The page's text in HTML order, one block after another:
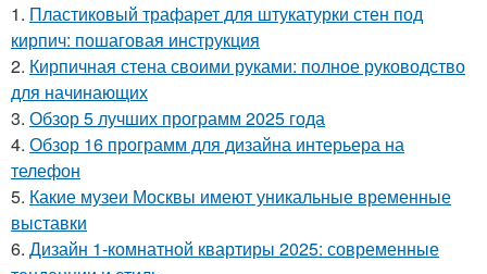
1. Пластиковый трафарет для штукатурки стен под
кирпич: пошаговая инструкция
2. Кирпичная стена своими руками: полное руководство
для начинающих
3. Обзор 5 лучших программ 2025 года
4. Обзор 16 программ для дизайна интерьера на
телефон
5. Какие музеи Москвы имеют уникальные временные
выставки
6. Дизайн 1-комнатной квартиры 2025: современные